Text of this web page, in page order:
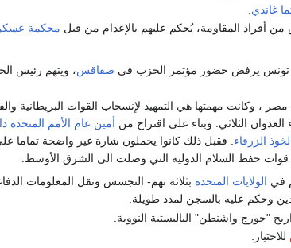
غاندي
محكمة
يرفض حضور مؤتمر الحزب في صفاقس، ويتهم رئيس
، وكانت مهمتها هي التمهيد لإنسحاب القوات البريطانية
الثلاثي. وبناء على اقتراح من أمين عام الأمم المتحدة
الزرقاء . فقبل ذلك كانوا يحملون شارة غير واضحة تماما
حفظ السلام الدولية التي وصلت الى الشرق الأوسط.
في الولايات المتحدة بثلاثة تهم- التجسس ونقل المعلومات
وحكم عليه بالسجن لمدد طويلة.
"جورج واشنطن" الباليستية النووية.
للاختبار.